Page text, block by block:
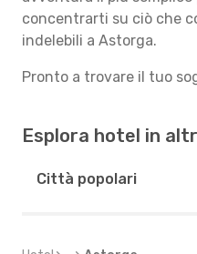
concentrarti su ciò che
indelebili a Astorga.
Pronto a trovare il tuo
Esplora hotel in
Città popolari